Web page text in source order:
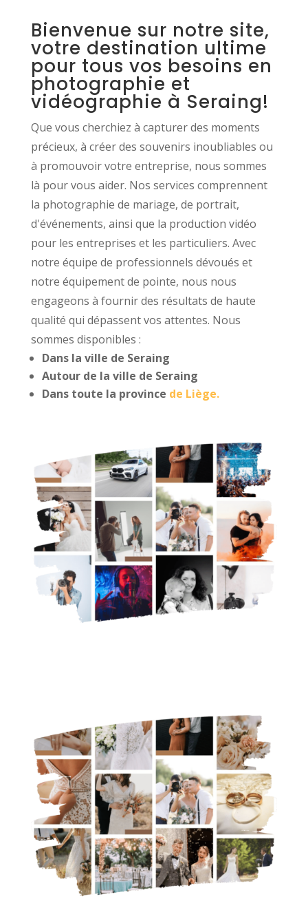
Bienvenue sur notre site,
votre destination ultime
pour tous vos besoins en
photographie et
vidéographie à Seraing!
Que vous cherchiez à capturer des moments
précieux, à créer des souvenirs inoubliables ou
à promouvoir votre entreprise, nous sommes
là pour vous aider. Nos services comprennent
la photographie de mariage, de portrait,
d'événements, ainsi que la production vidéo
pour les entreprises et les particuliers. Avec
notre équipe de professionnels dévoués et
notre équipement de pointe, nous nous
engageons à fournir des résultats de haute
qualité qui dépassent vos attentes. Nous
sommes disponibles :
Dans la ville de Seraing
Autour de la ville de Seraing
Dans toute la province de Liège.